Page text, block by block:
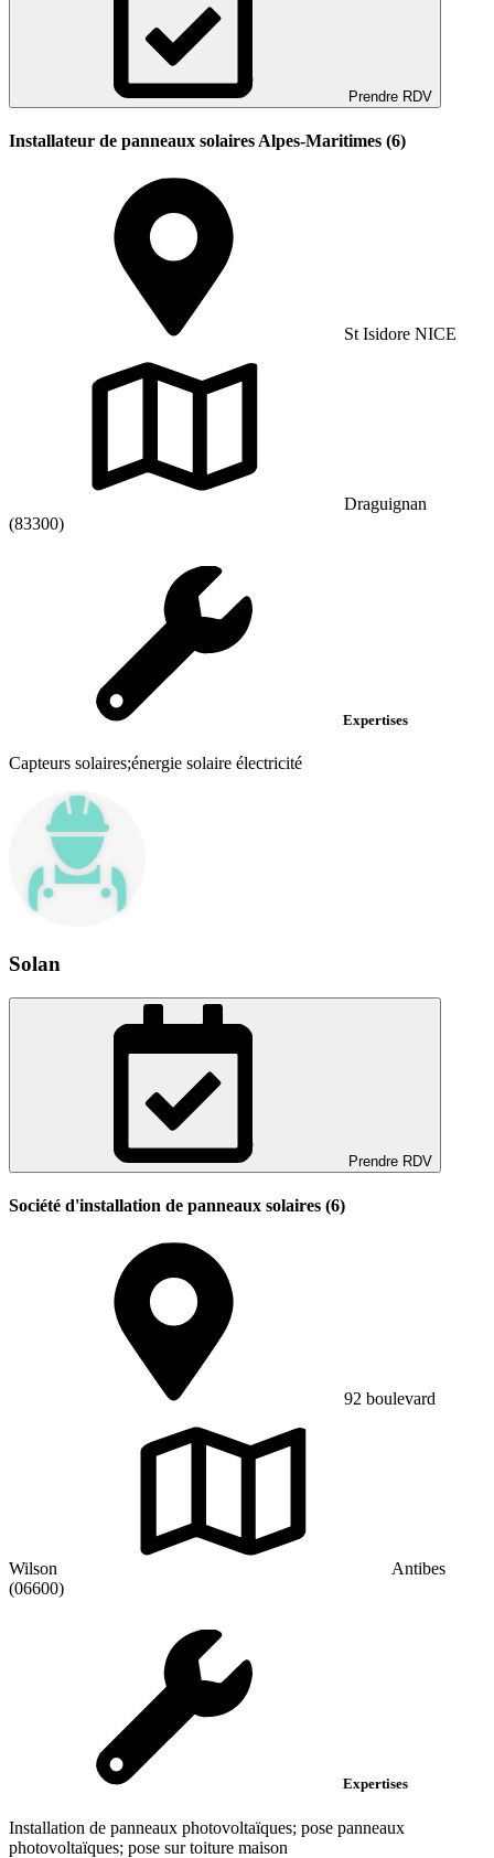
Prendre RDV
Installateur de panneaux solaires Alpes-Maritimes (6)
St Isidore NICE
Draguignan
(83300)
Expertises
Capteurs solaires;énergie solaire électricité
Solan
Prendre RDV
Société d'installation de panneaux solaires (6)
92 boulevard
Wilson
Antibes
(06600)
Expertises
Installation de panneaux photovoltaïques; pose panneaux
photovoltaïques; pose sur toiture maison